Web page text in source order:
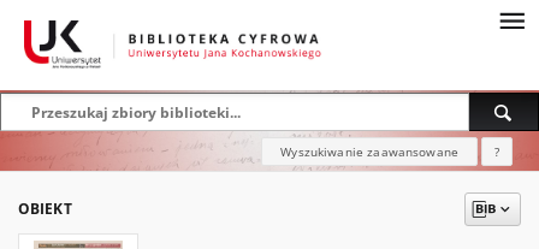
Wyszukiwanie zaawansowane ?
OBIEKT